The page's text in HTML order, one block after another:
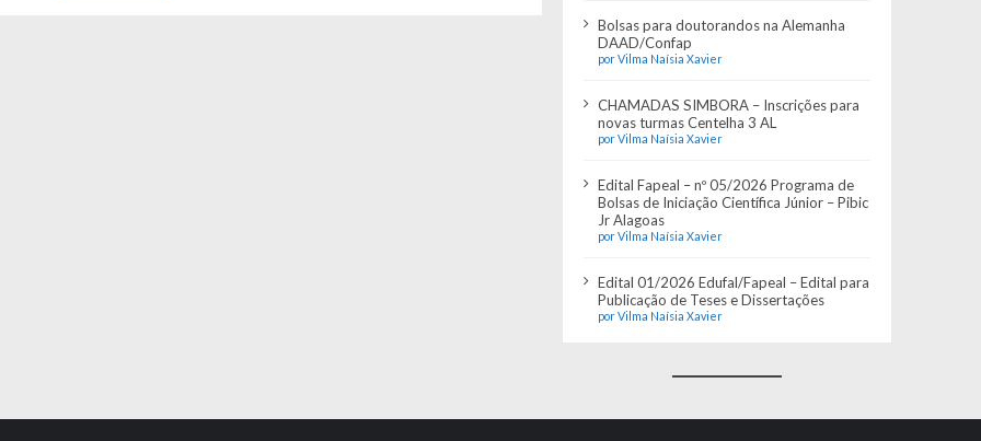
Bolsas para doutorandos na Alemanha
DAAD/Confap
por Vilma Naísia Xavier
CHAMADAS SIMBORA – Inscrições para
novas turmas Centelha 3 AL
por Vilma Naísia Xavier
Edital Fapeal – nº 05/2026 Programa de
Bolsas de Iniciação Científica Júnior – Pibic
Jr Alagoas
por Vilma Naísia Xavier
Edital 01/2026 Edufal/Fapeal – Edital para
Publicação de Teses e Dissertações
por Vilma Naísia Xavier